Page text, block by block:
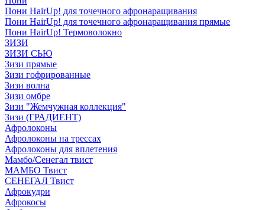
Пони HairUp! для точечного афронаращивания
Пони HairUp! для точечного афронаращивания прямые
Пони HairUp! Термоволокно
ЗИЗИ
ЗИЗИ СЬЮ
Зизи прямые
Зизи гофрированные
Зизи волна
Зизи омбре
Зизи "Жемчужная коллекция"
Зизи (ГРАДИЕНТ)
Афролоконы
Афролоконы на трессах
Афролоконы для вплетения
Мамбо/Сенегал твист
МАМБО Твист
СЕНЕГАЛ Твист
Афрокудри
Афрокосы